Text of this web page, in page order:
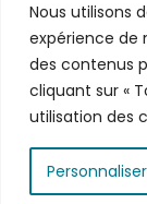
Nous utilisons
expérience de
des contenus
cliquant sur «
utilisation des
Personnaliser
Nous
Votre